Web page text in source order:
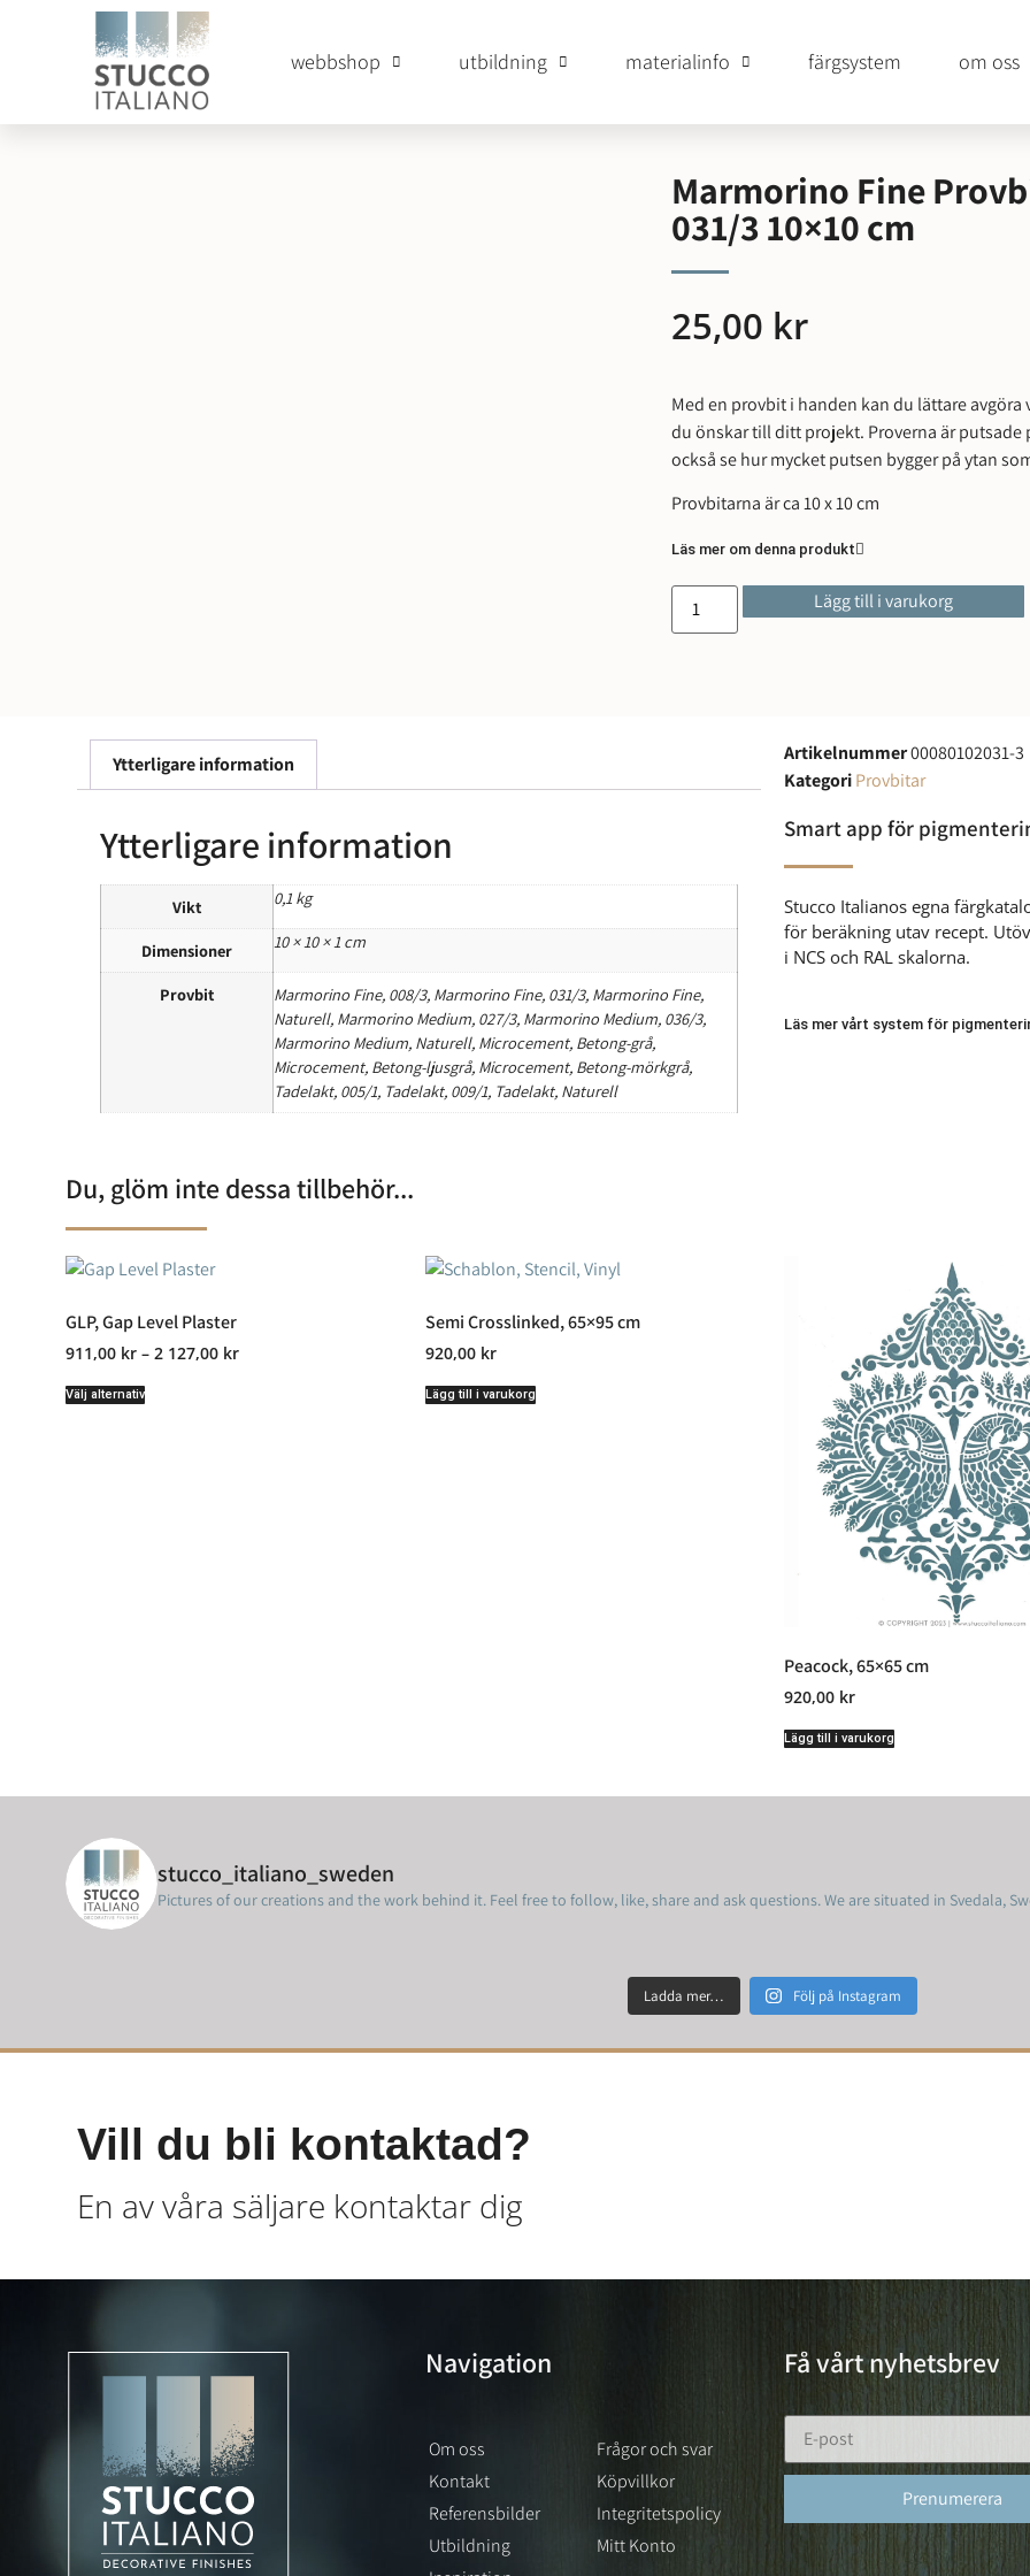
webbshop utbildning materialinfo färgsystem om oss
Marmorino Fine
031/3 10×10 cm
25,00 kr
Med en provbit i handen kan du lättare
du önskar till ditt projekt. Proverna är putsade
också se hur mycket putsen bygger på ytan
Provbitarna är ca 10 x 10 cm
Läs mer om denna produkt
Lägg till i varukorg
Ytterligare information
Ytterligare information
Vikt 0,1 kg
Dimensioner 10 × 10 × 1 cm
Provbit
Marmorino Fine, 008/3, Marmorino Fine, 031/3, Marmorino Fine,
Naturell, Marmorino Medium, 027/3, Marmorino Medium, 036/3,
Marmorino Medium, Naturell, Microcement, Betong-grå,
Microcement, Betong-ljusgrå, Microcement, Betong-mörkgrå,
Tadelakt, 005/1, Tadelakt, 009/1, Tadelakt, Naturell
Artikelnummer00080102031-3
KategoriProvbitar
Smart app för
Stucco Italianos egna
för beräkning utav recept.
i NCS och RAL skalorna.
Läs mer vårt system för
Du, glöm inte dessa tillbehör...
GLP, Gap Level Plaster
911,00 kr – 2 127,00 kr
Välj alternativ
Semi Crosslinked, 65×95 cm
920,00 kr
Lägg till i varukorg
Peacock, 65×65 cm
920,00 kr
Lägg till i varukorg
stucco_italiano_sweden
Pictures of our creations and the work behind it. Feel free to follow, like, share and ask questions.We are situated in Svedala,
Ladda mer… Följ på Instagram
Vill du bli kontaktad?
En av våra säljare kontaktar dig
Navigation
Om oss
Kontakt
Referensbilder
Utbildning
Frågor och svar
Köpvillkor
Integritetspolicy
Mitt Konto
Få vårt nyhetsbrev